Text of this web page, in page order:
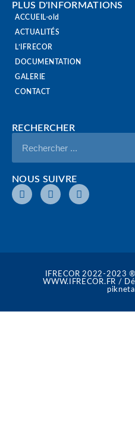
PLUS D'INFORMATIONS
ACCUEIL-old
ACTUALITÉS
L’IFRECOR
DOCUMENTATION
GALERIE
CONTACT
RECHERCHER
NOUS SUIVRE
IFRECOR 2022-2023
WWW.IFRECOR.FR /